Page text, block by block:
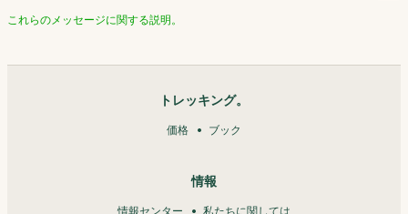
これらのメッセージに関する説明。
トレッキング。
価格 ブック
情報
情報センター 私たちに関しては